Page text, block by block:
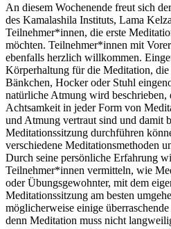
An diesem Wochenende freut sich
des Kamalashila Instituts, Lama
Teilnehmer*innen, die erste
möchten. Teilnehmer*innen mit
ebenfalls herzlich willkommen.
Körperhaltung für die Meditation,
Bänkchen, Hocker oder Stuhl
natürliche Atmung wird
Achtsamkeit in jeder Form von
und Atmung vertraut sind und damit
Meditationssitzung durchführen
verschiedene Meditationsmethoden
Durch seine persönliche Erfahrung
Teilnehmer*innen vermitteln, wie
oder Übungsgewohnter, mit dem
Meditationssitzung am besten
möglicherweise einige
denn Meditation muss nicht